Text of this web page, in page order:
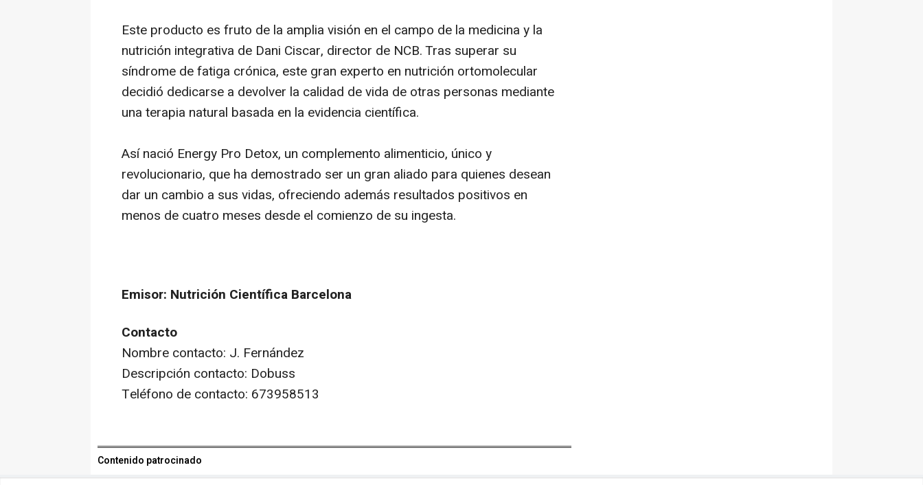
Este producto es fruto de la amplia visión en el campo de la medicina y la
nutrición integrativa de Dani Ciscar, director de NCB. Tras superar su
síndrome de fatiga crónica, este gran experto en nutrición ortomolecular
decidió dedicarse a devolver la calidad de vida de otras personas mediante
una terapia natural basada en la evidencia científica.
Así nació Energy Pro Detox, un complemento alimenticio, único y
revolucionario, que ha demostrado ser un gran aliado para quienes desean
dar un cambio a sus vidas, ofreciendo además resultados positivos en
menos de cuatro meses desde el comienzo de su ingesta.
Emisor: Nutrición Científica Barcelona
Contacto
Nombre contacto: J. Fernández
Descripción contacto: Dobuss
Teléfono de contacto: 673958513
Contenido patrocinado